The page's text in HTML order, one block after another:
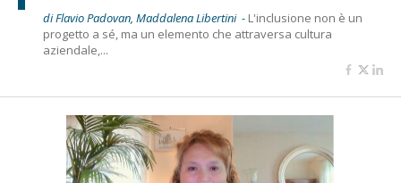
di Flavio Padovan, Maddalena Libertini - L'inclusione non è un
progetto a sé, ma un elemento che attraversa cultura
aziendale,...